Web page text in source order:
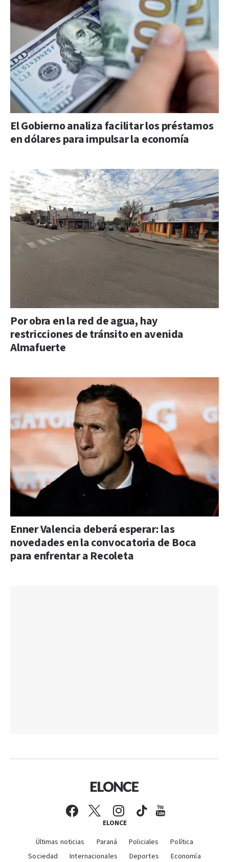
El Gobierno analiza facilitar los préstamos
en dólares para impulsar la economía
Por obra en la red de agua, hay
restricciones de tránsito en avenida
Almafuerte
Enner Valencia deberá esperar: las
novedades en la convocatoria de Boca
para enfrentar a Recoleta
ELONCE
Últimas noticias Paraná Policiales
Política
Sociedad
Internacionales Deportes Economía